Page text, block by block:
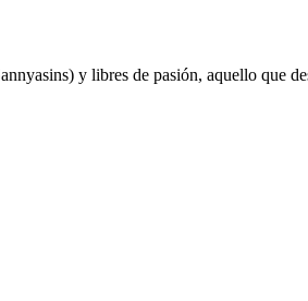
y libres de pasión, aquello que